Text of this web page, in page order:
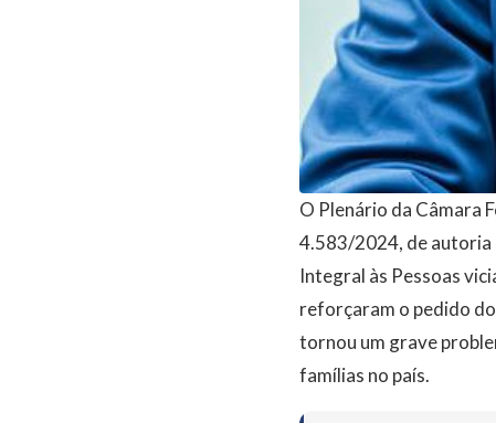
O Plenário da Câmara
4.583/2024, de autoria
Integral às Pessoas
reforçaram o pedido
tornou um grave
famílias no país.